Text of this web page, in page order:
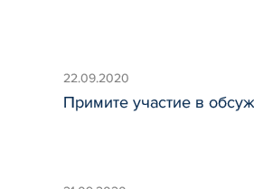
22.09.2020
Примите участие в